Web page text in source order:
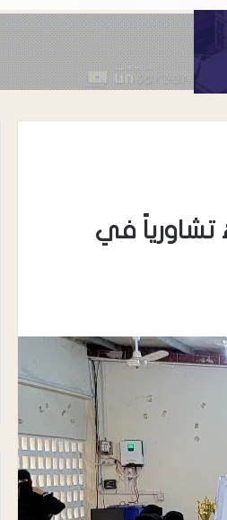
في
في ترسيخ دعائم الأمن
في مدينة إنماء